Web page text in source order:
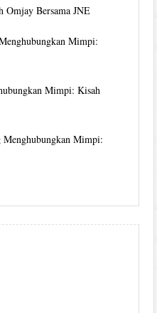
Omjay Bersama JNE
Mimpi:
Mimpi: Kisah
Mimpi: